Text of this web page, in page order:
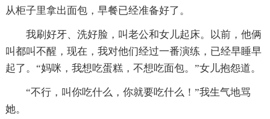
从柜子里拿出面包，早餐已经准备好了。
我刷好牙、洗好脸，叫老公和女儿起床。以前，他俩
叫都叫不醒，现在，我对他们经过一番演练，已经早睡早
起了。“妈咪，我想吃蛋糕，不想吃面包。”女儿抱怨道。
“不行，叫你吃什么，你就要吃什么！”我生气地骂
她。